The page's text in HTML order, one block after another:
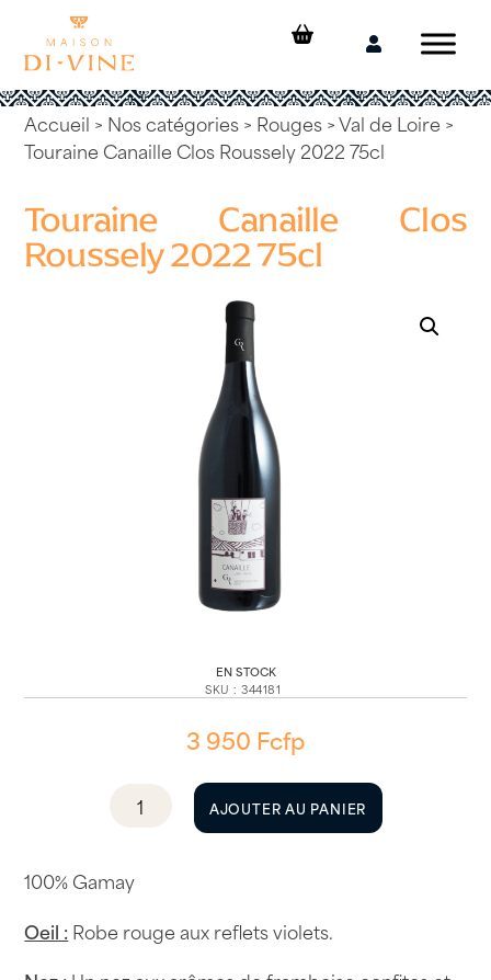
content
Mon
Accueil > Nos catégories> Rouges>Val de Loire >
Touraine Canaille Clos Roussely 2022 75cl
Touraine Canaille Clos
Roussely 2022 75cl
EN STOCK
SKU : 344181
3 950 Fcfp
quantité
Canaille
Roussely
AJOUTER AU PANIER
100% Gamay
Oeil :Robe rouge aux reflets violets.